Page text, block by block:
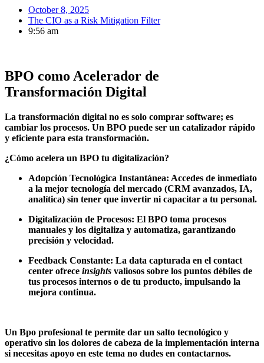
October 8, 2025
The CIO as a Risk Mitigation Filter
9:56 am
BPO como Acelerador de
Transformación Digital
La transformación digital no es solo comprar software; es
cambiar los procesos. Un BPO puede ser un catalizador rápido
y eficiente para esta transformación.
¿Cómo acelera un BPO tu digitalización?
Adopción Tecnológica Instantánea: Accedes de inmediato
a la mejor tecnología del mercado (CRM avanzados, IA,
analítica) sin tener que invertir ni capacitar a tu personal.
Digitalización de Procesos: El BPO toma procesos
manuales y los digitaliza y automatiza, garantizando
precisión y velocidad.
Feedback Constante: La data capturada en el contact
center ofrece insights valiosos sobre los puntos débiles de
tus procesos internos o de tu producto, impulsando la
mejora continua.
Un Bpo profesional te permite dar un salto tecnológico y
operativo sin los dolores de cabeza de la implementación interna
si necesitas apoyo en este tema no dudes en contactarnos.